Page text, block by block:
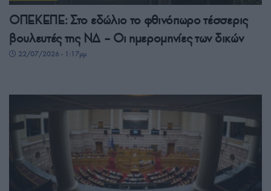
ΟΠΕΚΕΠΕ: Στο εδώλιο το φθινόπωρο τέσσερις
βουλευτές της ΝΔ – Οι ημερομηνίες των δικών
22/07/2026 - 1:17μμ